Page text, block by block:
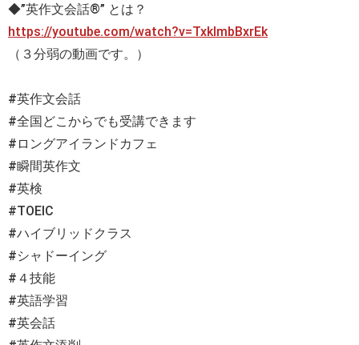
◆”英作文会話®” とは？
https://youtube.com/watch?v=TxklmbBxrEk
（３分弱の動画です。）
#英作文会話
#全国どこからでも受講できます
#ロングアイランドカフェ
#瞬間英作文
#英検
#TOEIC
#ハイブリッドクラス
#シャドーイング
#４技能
#英語学習
#英会話